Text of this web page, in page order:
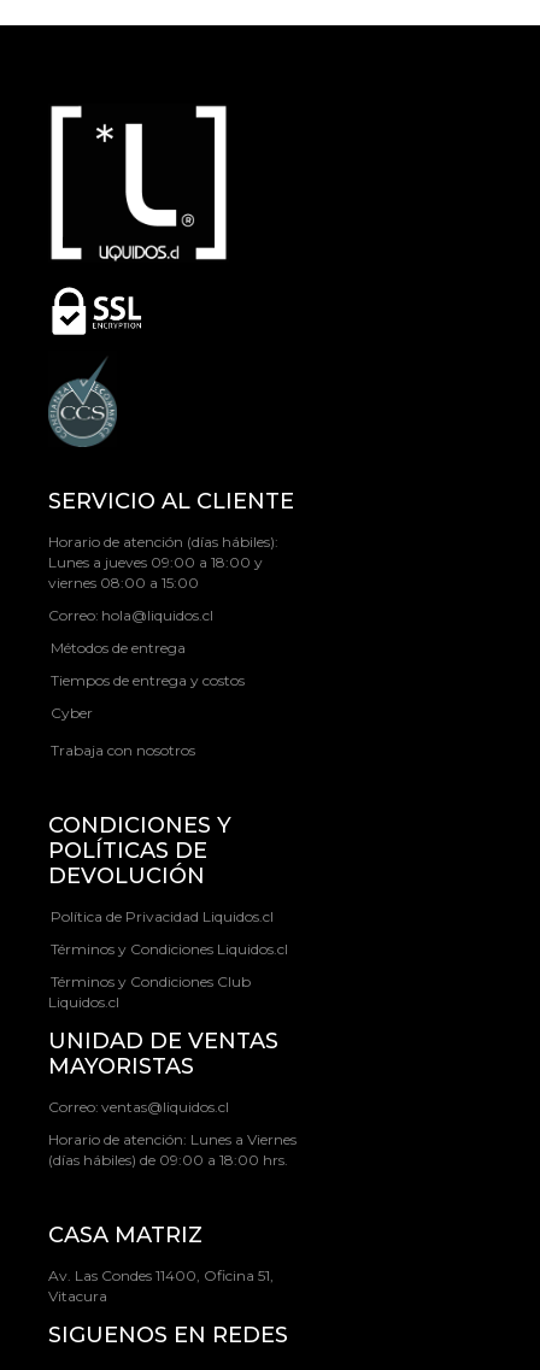
SERVICIO AL CLIENTE
Horario de atención (días hábiles):
Lunes a jueves 09:00 a 18:00 y
viernes 08:00 a 15:00
Correo: hola@liquidos.cl
Métodos de entrega
Tiempos de entrega y costos
Cyber
Trabaja con nosotros
CONDICIONES Y
POLÍTICAS DE
DEVOLUCIÓN
Política de Privacidad Liquidos.cl
Términos y Condiciones Liquidos.cl
Términos y Condiciones Club
Liquidos.cl
UNIDAD DE VENTAS
MAYORISTAS
Correo: ventas@liquidos.cl
Horario de atención: Lunes a Viernes
(días hábiles) de 09:00 a 18:00 hrs.
CASA MATRIZ
Av. Las Condes 11400, Oficina 51,
Vitacura
SIGUENOS EN REDES